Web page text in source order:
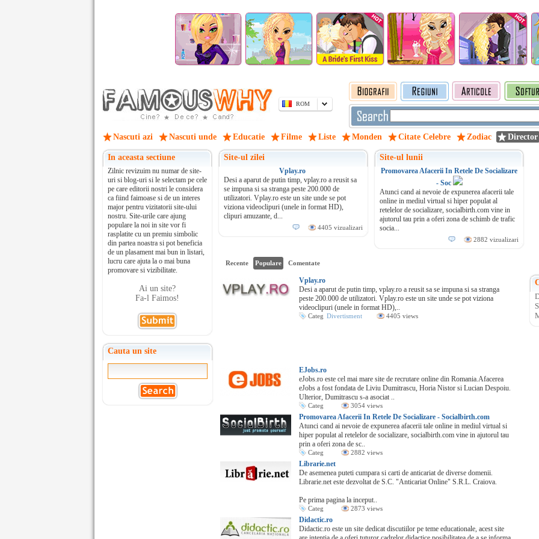
ROM
Nascuti azi Nascuti unde Educatie Filme Liste Monden Citate Celebre Zodiac Director
In aceasta sectiune
Zilnic revizuim nu numar de site-
uri si blog-uri si le selectam pe cele
pe care editorii nostri le considera
ca fiind faimoase si de un interes
major pentru vizitatorii site-ului
nostru. Site-urile care ajung
populare la noi in site vor fi
rasplatite cu un premiu simbolic
din partea noastra si pot beneficia
de un plasament mai bun in listari,
lucru care ajuta la o mai buna
promovare si vizibilitate.
Ai un site?
Fa-l Faimos!
Cauta un site
Site-ul zilei
Vplay.ro
Desi a aparut de putin timp, vplay.ro a reusit sa
se impuna si sa stranga peste 200.000 de
utilizatori. Vplay.ro este un site unde se pot
viziona videoclipuri (unele in format HD),
clipuri amuzante, d...
4405 vizualizari
Site-ul lunii
Promovarea Afacerii In Retele De Socializare
- Soc
Atunci cand ai nevoie de expunerea afacerii tale
online in mediul virtual si hiper populat al
retelelor de socializare, socialbirth.com vine in
ajutorul tau prin a oferi zona de schimb de trafic
socia...
2882 vizualizari
Recente Populare Comentate
Vplay.ro
Desi a aparut de putin timp, vplay.ro a reusit sa se impuna si sa stranga
peste 200.000 de utilizatori. Vplay.ro este un site unde se pot viziona
videoclipuri (unele in format HD),..
Categ Divertisment 4405 views
EJobs.ro
eJobs.ro este cel mai mare site de recrutare online din Romania.Afacerea
eJobs a fost fondata de Liviu Dumitrascu, Horia Nistor si Lucian Despoiu.
Ulterior, Dumitrascu s-a asociat ..
Categ 3054 views
Promovarea Afacerii In Retele De Socializare - Socialbirth.com
Atunci cand ai nevoie de expunerea afacerii tale online in mediul virtual si
hiper populat al retelelor de socializare, socialbirth.com vine in ajutorul tau
prin a oferi zona de sc..
Categ 2882 views
Librarie.net
De asemenea puteti cumpara si carti de anticariat de diverse domenii.
Librarie.net este dezvoltat de S.C. "Anticariat Online" S.R.L. Craiova.
Pe prima pagina la inceput..
Categ 2873 views
Didactic.ro
Didactic.ro este un site dedicat discutiilor pe teme educationale, acest site